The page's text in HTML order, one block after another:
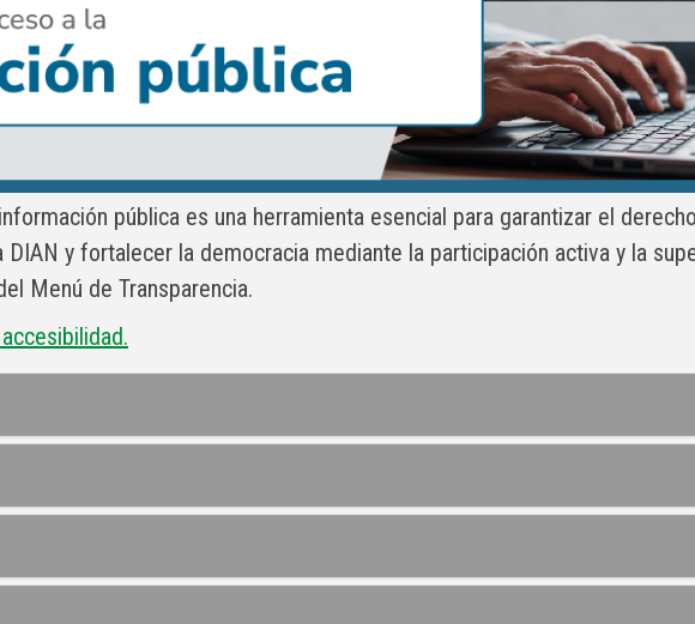
pública es una herramienta esencial para garantizar el
y fortalecer la democracia mediante la participación activa y la
Menú de Transparencia.